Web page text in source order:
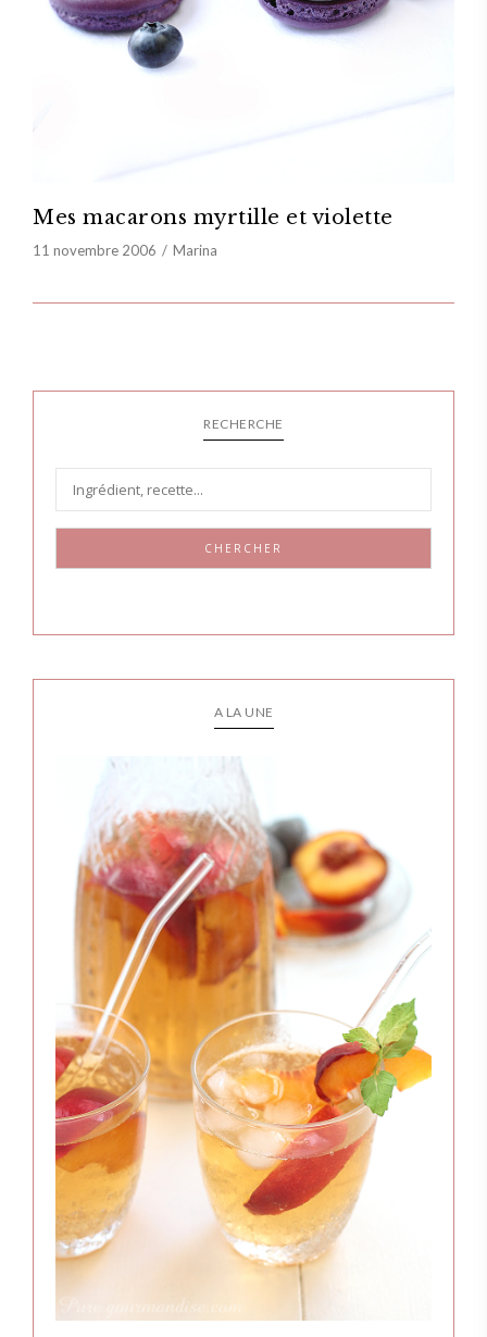
Mes macarons myrtille et violette
11 novembre 2006 Marina
RECHERCHE
CHERCHER
A LA UNE